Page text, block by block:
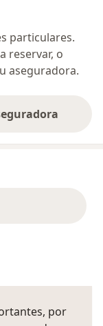
particulares.
reservar, o
aseguradora.
por